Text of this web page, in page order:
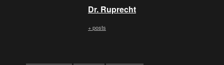
Dr. Ruprecht
+ posts